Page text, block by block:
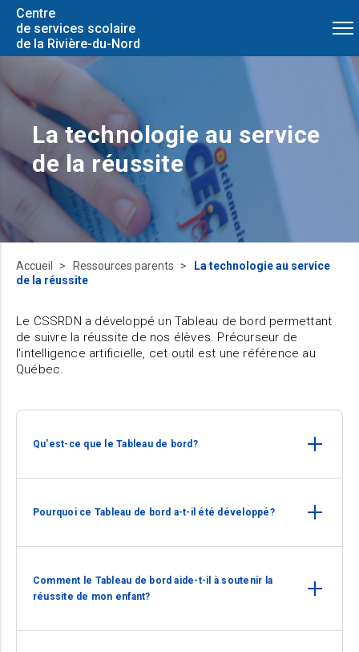
Centre
de services scolaire
de la Rivière-du-Nord
La technologie au service
de la réussite
Accueil Ressources parents
La technologie au service
de la réussite
Le CSSRDN a développé un Tableau de bord permettant
de suivre la réussite de nos élèves. Précurseur de
l'intelligence artificielle, cet outil est une référence au
Québec.
Qu'est-ce que le Tableau de bord?
Pourquoi ce Tableau de bord a-t-il été développé?
Comment le Tableau de bord aide-t-il à soutenir la
réussite de mon enfant?